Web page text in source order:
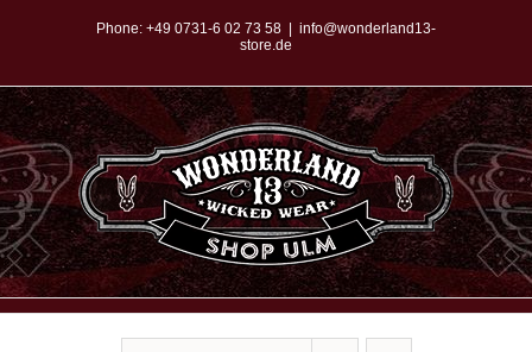
springen
Phone: +49 0731-6 02 73 58
info@wonderland13-
store.de